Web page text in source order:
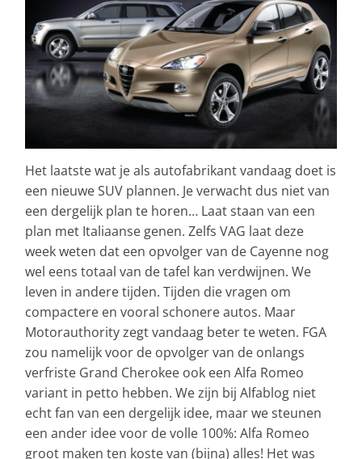
Het laatste wat je als autofabrikant vandaag doet is
een nieuwe SUV plannen. Je verwacht dus niet van
een dergelijk plan te horen… Laat staan van een
plan met Italiaanse genen. Zelfs VAG laat deze
week weten dat een opvolger van de Cayenne nog
wel eens totaal van de tafel kan verdwijnen. We
leven in andere tijden. Tijden die vragen om
compactere en vooral schonere autos. Maar
Motorauthority zegt vandaag beter te weten. FGA
zou namelijk voor de opvolger van de onlangs
verfriste Grand Cherokee ook een Alfa Romeo
variant in petto hebben. We zijn bij Alfablog niet
echt fan van een dergelijk idee, maar we steunen
een ander idee voor de volle 100%: Alfa Romeo
groot maken ten koste van (bijna) alles! Het was